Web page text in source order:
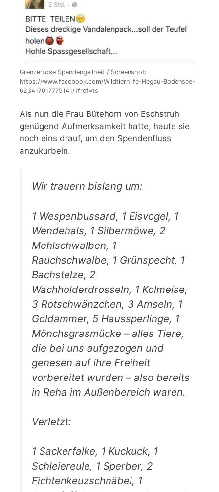
Grenzenlose Spendengeilheit / Screenshot:
https://www.facebook.com/Wildtierhilfe-Hegau-Bodensee-
623417017775141/?fref=ts
Als nun die Frau Bütehorn von Eschstruh
genügend Aufmerksamkeit hatte, haute sie
noch eins drauf, um den Spendenfluss
anzukurbeln.
Wir trauern bislang um:
1 Wespenbussard, 1 Eisvogel, 1
Wendehals, 1 Silbermöwe, 2
Mehlschwalben, 1
Rauchschwalbe, 1 Grünspecht, 1
Bachstelze, 2
Wachholderdrosseln, 1 Kolmeise,
3 Rotschwänzchen, 3 Amseln, 1
Goldammer, 5 Haussperlinge, 1
Mönchsgrasmücke – alles Tiere,
die bei uns aufgezogen und
genesen auf ihre Freiheit
vorbereitet wurden – also bereits
in Reha im Außenbereich waren.
Verletzt:
1 Sackerfalke, 1 Kuckuck, 1
Schleiereule, 1 Sperber, 2
Fichtenkeuzschnäbel, 1